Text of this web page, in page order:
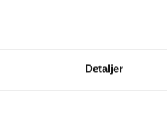
Detaljer